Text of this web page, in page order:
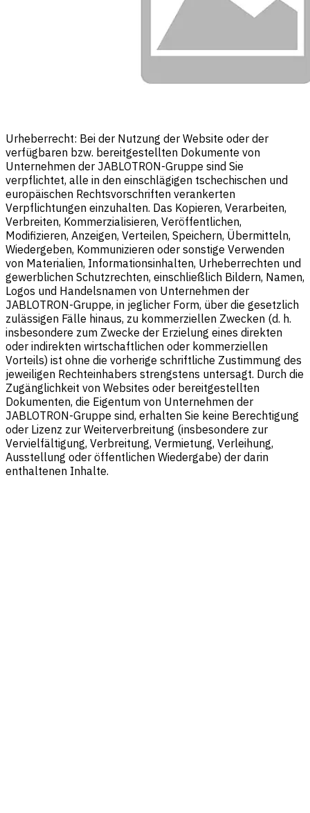
Urheberrecht: Bei der Nutzung der Website oder der
verfügbaren bzw. bereitgestellten Dokumente von
Unternehmen der JABLOTRON-Gruppe sind Sie
verpflichtet, alle in den einschlägigen tschechischen und
europäischen Rechtsvorschriften verankerten
Verpflichtungen einzuhalten. Das Kopieren, Verarbeiten,
Verbreiten, Kommerzialisieren, Veröffentlichen,
Modifizieren, Anzeigen, Verteilen, Speichern, Übermitteln,
Wiedergeben, Kommunizieren oder sonstige Verwenden
von Materialien, Informationsinhalten, Urheberrechten und
gewerblichen Schutzrechten, einschließlich Bildern, Namen,
Logos und Handelsnamen von Unternehmen der
JABLOTRON-Gruppe, in jeglicher Form, über die gesetzlich
zulässigen Fälle hinaus, zu kommerziellen Zwecken (d. h.
insbesondere zum Zwecke der Erzielung eines direkten
oder indirekten wirtschaftlichen oder kommerziellen
Vorteils) ist ohne die vorherige schriftliche Zustimmung des
jeweiligen Rechteinhabers strengstens untersagt. Durch die
Zugänglichkeit von Websites oder bereitgestellten
Dokumenten, die Eigentum von Unternehmen der
JABLOTRON-Gruppe sind, erhalten Sie keine Berechtigung
oder Lizenz zur Weiterverbreitung (insbesondere zur
Vervielfältigung, Verbreitung, Vermietung, Verleihung,
Ausstellung oder öffentlichen Wiedergabe) der darin
enthaltenen Inhalte.